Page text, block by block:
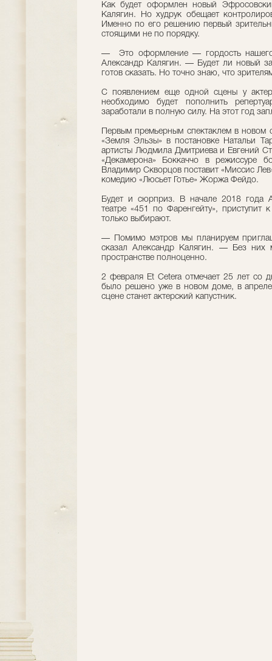
Как будет оформлен новый
Калягин. Но худрук обещает
Именно по его решению первый
стоящими не по порядку.
— Это оформление — гордость нашего
Александр Калягин. — Будет ли новый
готов сказать. Но точно знаю, что
С появлением еще одной сцены у
необходимо будет пополнить
заработали в полную силу. На этот год
Первым премьерным спектаклем в новом
«Земля Эльзы» в постановке Натальи
артисты Людмила Дмитриева и Евгений
«Декамерона» Боккаччо в режиссуре
Владимир Скворцов поставит «Миссис
комедию «Люсьет Готье» Жоржа Фейдо.
Будет и сюрприз. В начале 2018 года
театре «451 по Фаренгейту», приступит
только выбирают.
— Помимо мэтров мы планируем
сказал Александр Калягин. — Без
пространстве полноценно.
2 февраля Et Cetera отмечает 25 лет со
было решено уже в новом доме, в
сцене станет актерский капустник.